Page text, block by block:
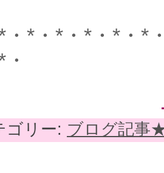
・*・*・*・*・*
ゴリー: ブログ記事